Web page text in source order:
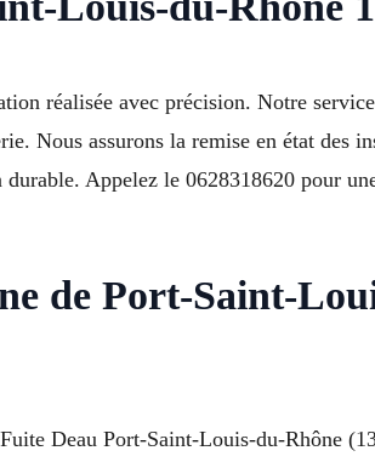
réalisée avec précision. Notre
Nous assurons la remise en état des
Appelez le 0628318620 pour
de Port-Saint-
Deau Port-Saint-Louis-du-Rhône